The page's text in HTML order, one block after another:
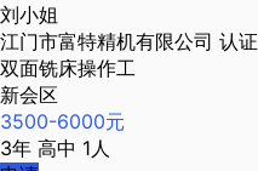
刘小姐
江门市富特精机有限公司 认证
双面铣床操作工
新会区
3500-6000元
3年 高中 1人